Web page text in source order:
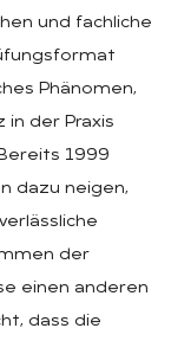
und fachliche
Phänomen,
in der Praxis
1999
dazu neigen,
der
einen anderen
dass die